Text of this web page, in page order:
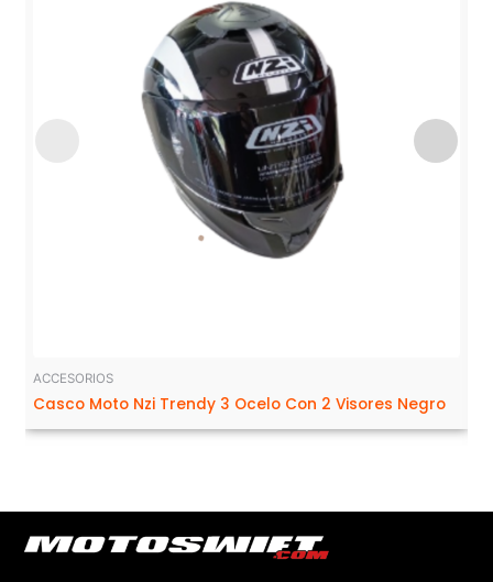
ACCESORIOS
Casco Moto Nzi Trendy 3 Ocelo Con 2 Visores Negro